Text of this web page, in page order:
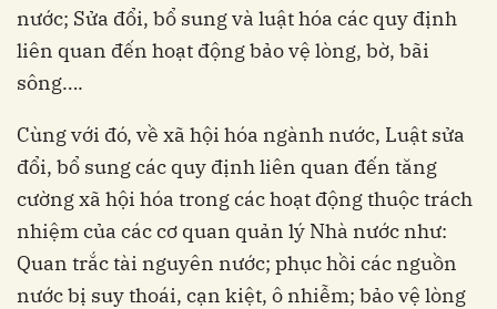
nước; Sửa đổi, bổ sung và luật hóa các quy định
liên quan đến hoạt động bảo vệ lòng, bờ, bãi
sông….
Cùng với đó, về xã hội hóa ngành nước, Luật sửa
đổi, bổ sung các quy định liên quan đến tăng
cường xã hội hóa trong các hoạt động thuộc trách
nhiệm của các cơ quan quản lý Nhà nước như:
Quan trắc tài nguyên nước; phục hồi các nguồn
nước bị suy thoái, cạn kiệt, ô nhiễm; bảo vệ lòng